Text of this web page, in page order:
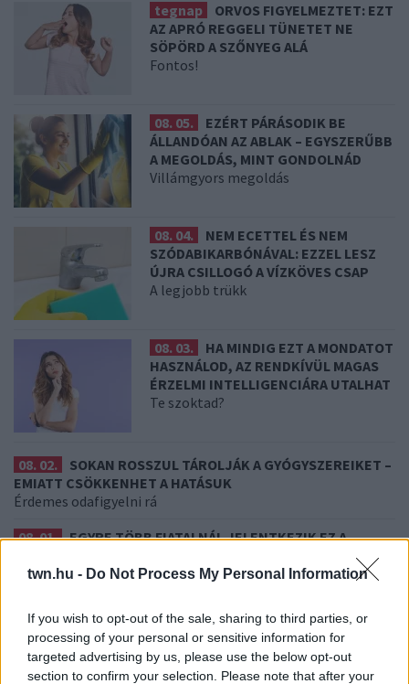
twn.hu - Do Not Process My Personal Information
If you wish to opt-out of the sale, sharing to third parties, or
processing of your personal or sensitive information for
targeted advertising by us, please use the below opt-out
section to confirm your selection. Please note that after your
tegnap
ORVOS FIGYELMEZTET: EZT
AZ APRÓ REGGELI TÜNETET NE
SÖPÖRD A SZŐNYEG ALÁ
Fontos!
08. 05.
EZÉRT PÁRÁSODIK BE
ÁLLANDÓAN AZ ABLAK – EGYSZERŰBB
A MEGOLDÁS, MINT GONDOLNÁD
Villámgyors megoldás
08. 04.
NEM ECETTEL ÉS NEM
SZÓDABIKARBÓNÁVAL: EZZEL LESZ
ÚJRA CSILLOGÓ A VÍZKÖVES CSAP
A legjobb trükk
08. 03.
HA MINDIG EZT A MONDATOT
HASZNÁLOD, AZ RENDKÍVÜL MAGAS
ÉRZELMI INTELLIGENCIÁRA UTALHAT
Te szoktad?
08. 02.
SOKAN ROSSZUL TÁROLJÁK A GYÓGYSZEREIKET –
EMIATT CSÖKKENHET A HATÁSUK
Érdemes odafigyelni rá
08. 01.
EGYRE TÖBB FIATALNÁL JELENTKEZIK EZ A
Erre figyelj!
07. 31.
NEM A CITROMSAV, AZ ECET VAGY A
SZÓDABIKARBÓNA A LEGERŐSEBB: EZT HASZNÁLJÁK A
SZÁLLODÁKBAN A VÍZKŐ ELLEN
Ez a szer tényleg eltünteti a vízkövet